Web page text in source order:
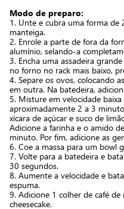
Modo de preparo:
1. Unte e cubra uma forma
manteiga.
2. Enrole a parte de fora da
alumínio, selando-a
3. Encha uma assadeira
no forno no rack mais baixo,
4. Separe os ovos, colocando
em outra. Na batedeira,
5. Misture em velocidade
aproximadamente 2 a 3
xícara de açúcar e suco de
Adicione a farinha e o amido
minuto. Por fim, adicione as
6. Coe a massa para um bowl
7. Volte para a batedeira e
30 segundos.
8. Aumente a velocidade e
espuma.
9. Adicione 1 colher de café
cheesecake.